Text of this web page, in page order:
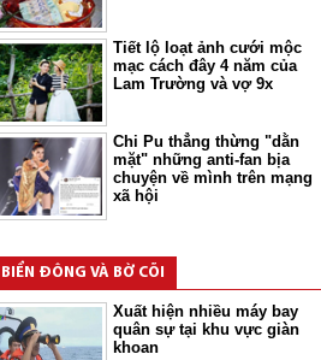
Tiết lộ loạt ảnh cưới mộc
mạc cách đây 4 năm của
Lam Trường và vợ 9x
Chi Pu thẳng thừng "dằn
mặt" những anti-fan bịa
chuyện về mình trên mạng
xã hội
BIỂN ĐÔNG VÀ BỜ CÕI
Xuất hiện nhiều máy bay
quân sự tại khu vực giàn
khoan